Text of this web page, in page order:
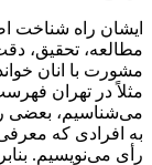
ایشان راه شناخت
مطالعه، تحقیق،
مشورت با انان
مثلاً در تهران
می‌شناسیم، بعضی
به افرادی که
رأی می‌نویسیم.